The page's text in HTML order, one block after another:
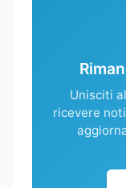
Unisciti
ricevere